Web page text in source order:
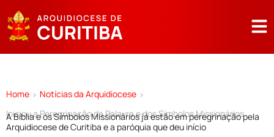
Home > Notícias da Arquidiocese >
Iniciou a Peregrinação da Palavra e dos Símbolos Missionários
A Bíblia e os Símbolos Missionários já estão em peregrinação pela
Arquidiocese de Curitiba e a paróquia que deu início